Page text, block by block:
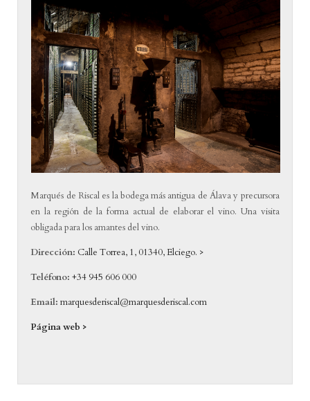
Marqués de Riscal es la bodega más antigua de Álava y precursora
en la región de la forma actual de elaborar el vino. Una visita
obligada para los amantes del vino.
Dirección: Calle Torrea, 1, 01340, Elciego. >
Teléfono:+34 945 606 000
Email: marquesderiscal@marquesderiscal.com
Página web >